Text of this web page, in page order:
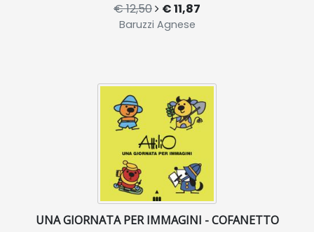
€ 12,50 € 11,87
Baruzzi Agnese
UNA GIORNATA PER IMMAGINI - COFANETTO